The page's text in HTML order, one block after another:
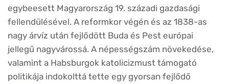
egybeesett Magyarország 19. századi gazdasági
fellendülésével. A reformkor végén és az 1838-as
nagy árvíz után fejlődött Buda és Pest európai
jellegű nagyvárossá. A népességszám növekedése,
valamint a Habsburgok katolicizmust támogató
politikája indokolttá tette egy gyorsan fejlődő